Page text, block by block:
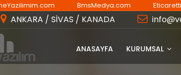
BmsMedya.com
ANKARA / SİVAS / KANADA
ANASAYFA KURUMSAL